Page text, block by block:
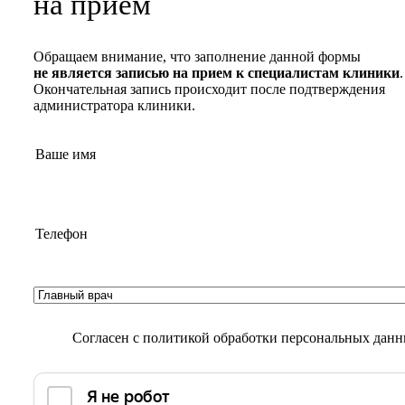
Обращаем внимание, что заполнение данной формы
не является записью на прием к специалистам клиники.
Окончательная запись происходит после подтверждения
администратора клиники.
Согласен с политикой обработки персональных